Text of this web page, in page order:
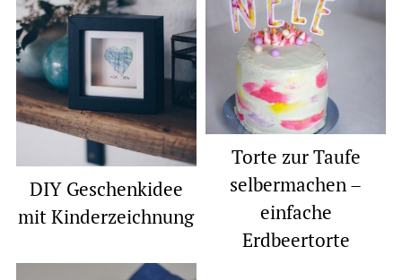
DIY Geschenkidee
mit Kinderzeichnung
Torte zur Taufe
selbermachen –
einfache
Erdbeertorte